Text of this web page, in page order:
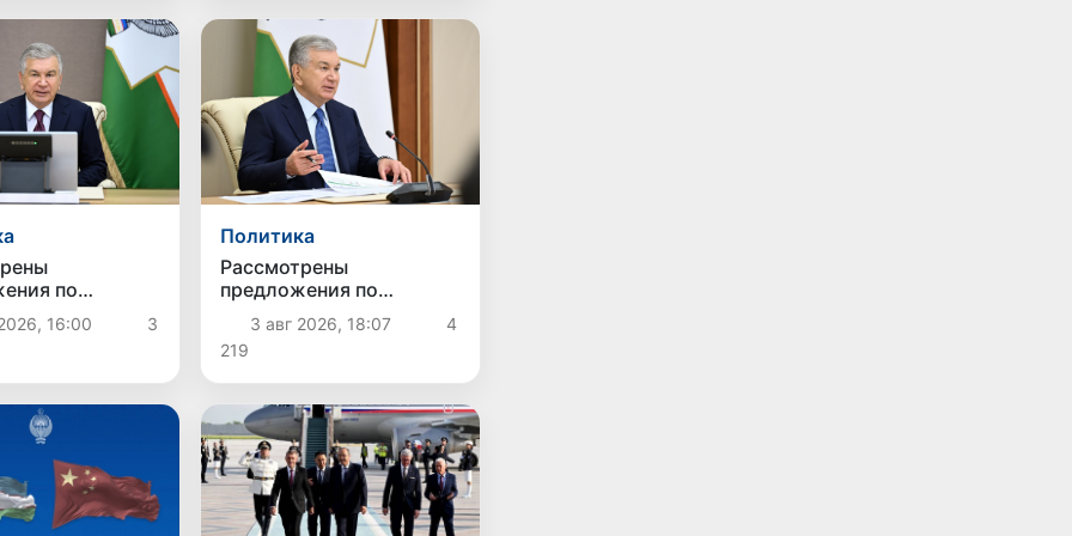
по
оплаты труда
16:00
3
Политика
Рассмотрены
предложения по
дальнейшему
совершенствованию
системы социальной
защиты
3 авг 2026, 18:07
4
219